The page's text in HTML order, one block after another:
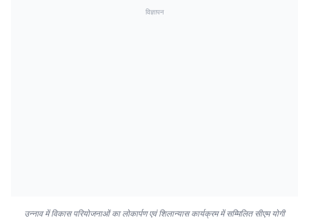
विज्ञापन
उन्नाव में विकास परियोजनाओं का लोकार्पण एवं शिलान्यास कार्यक्रम में सम्मिलित सीएम योगी